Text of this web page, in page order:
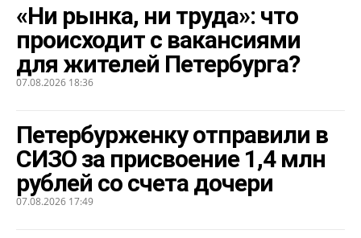
«Ни рынка, ни труда»: что
происходит с вакансиями
для жителей Петербурга?
07.08.2026 18:36
Петербурженку отправили в
СИЗО за присвоение 1,4 млн
рублей со счета дочери
07.08.2026 17:49